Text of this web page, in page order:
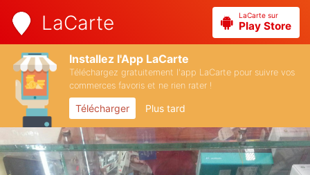
LaCarte LaCarte sur
Play Store
Installez l'App LaCarte
Téléchargez gratuitement l'app LaCarte pour suivre vos
commerces favoris et ne rien rater !
Télécharger Plus tard